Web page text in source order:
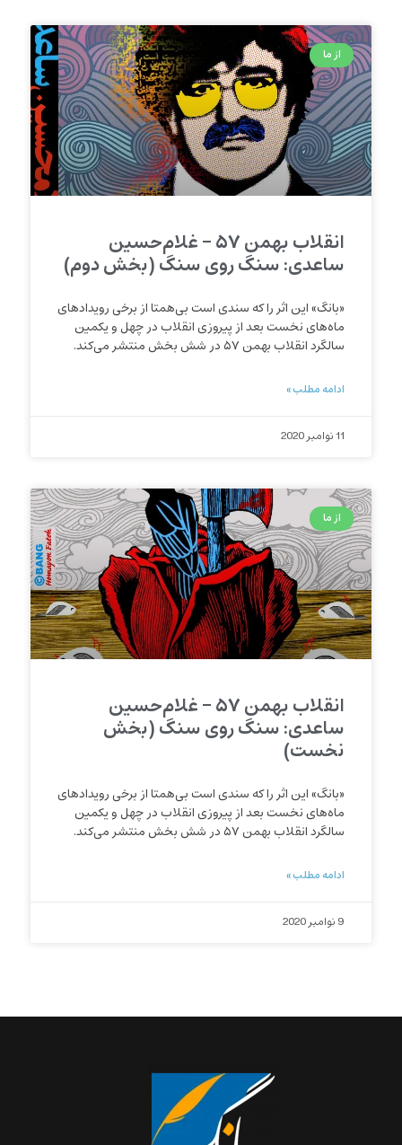
از ما
انقلاب بهمن ۵۷ – غلام‌حسین
ساعدی: سنگ روی سنگ (بخش دوم)
«بانگ» این اثر را که سندی است بی‌همتا از برخی رویدادهای
ماه‌های نخست بعد از پیروزی انقلاب در چهل و یکمین
سالگرد انقلاب بهمن ۵۷ در شش بخش منتشر می‌کند.
ادامه مطلب »
11 نوامبر 2020
از ما
انقلاب بهمن ۵۷ – غلام‌حسین
ساعدی: سنگ روی سنگ (بخش
نخست)
«بانگ» این اثر را که سندی است بی‌همتا از برخی رویدادهای
ماه‌های نخست بعد از پیروزی انقلاب در چهل و یکمین
سالگرد انقلاب بهمن ۵۷ در شش بخش منتشر می‌کند.
ادامه مطلب »
9 نوامبر 2020